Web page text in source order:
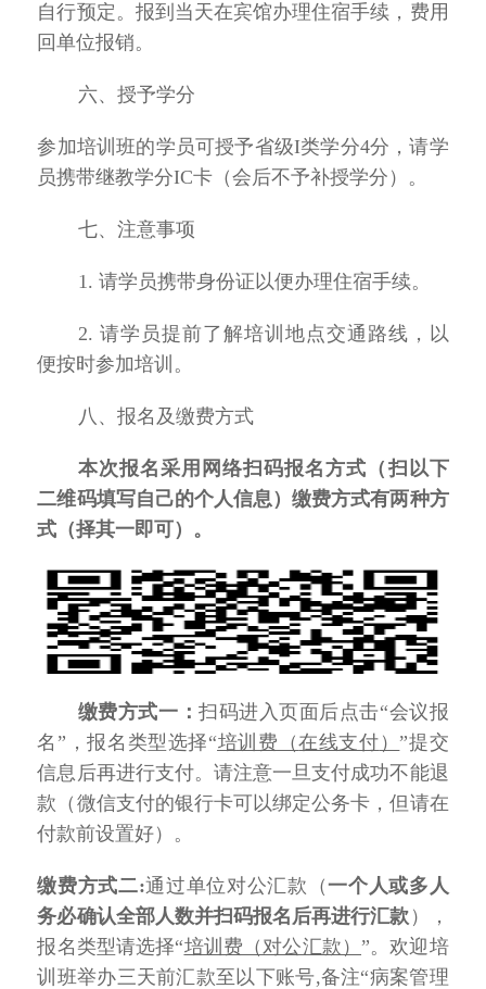
自行预定。 报到当天在宾馆办理住宿手续，费用
回单位报销。
六、授予学分
参加培训班的学员可授予省级I类学分4分，请学
员携带继教学分IC卡 （会后不予补授学分）。
七、注意事项
1. 请学员携带身份证以便办理住宿手续。
2. 请学员提前了解培训地点交通路线，以
便按时参加培训。
八、报名及缴费方式
本次报名采用网络扫码报名方式（扫以下
二维码填写自己的个人信息）缴费方式有两种方
式（择其一即可）。
缴费方式一：扫码进入页面后点击“会议报
名”，报名类型选择“培训费（在线支付 ）”提交
信息后再进行支付。请注意一旦支付成功不能退
款（微信支付的银行卡可以绑定公务卡，但请在
付款前设置好）。
缴费方式二:通过单位对公汇款（一个人或多人
务必确认全部人数并扫码报名后再进行汇款 ），
报名类型请选择“培训费（对公汇款）”。欢迎培
训班举办三天前汇款至以下账号,备注“病案管理